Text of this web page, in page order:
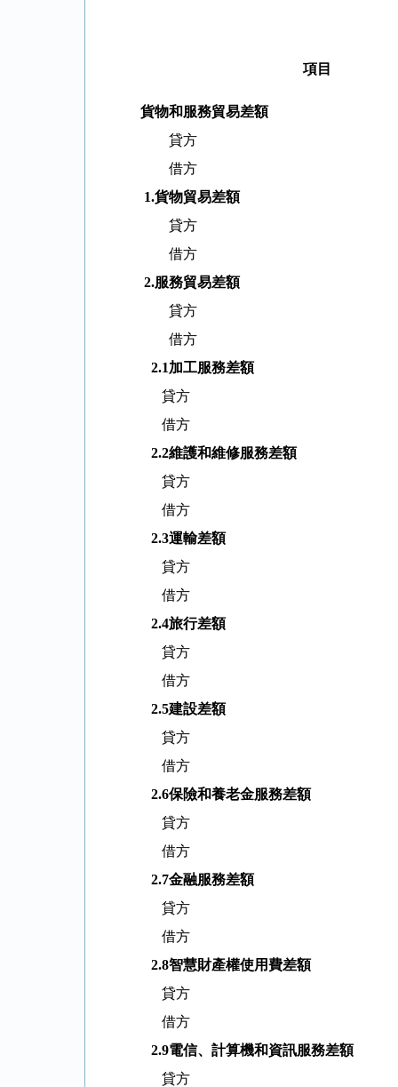
項目
貨物和服務貿易差額
貸方
借方
1.貨物貿易差額
貸方
借方
2.服務貿易差額
貸方
借方
2.1加工服務差額
貸方
借方
2.2維護和維修服務差額
貸方
借方
2.3運輸差額
貸方
借方
2.4旅行差額
貸方
借方
2.5建設差額
貸方
借方
2.6保險和養老金服務差額
貸方
借方
2.7金融服務差額
貸方
借方
2.8智慧財產權使用費差額
貸方
借方
2.9電信、計算機和資訊服務差額
貸方